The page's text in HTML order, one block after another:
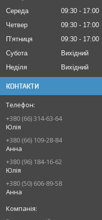
Середа
09:30
17:00
Четвер
09:30
17:00
Пʼятниця
09:30
17:00
Субота
Вихідний
Неділя
Вихідний
КОНТАКТИ
+380 (66) 314-63-64
Юлія
+380 (66) 109-28-84
Анна
+380 (96) 184-16-62
Юлія
+380 (50) 606-89-58
Анна